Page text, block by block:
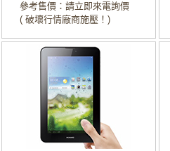
參考售價：請立即來電詢價
( 破壞行情廠商施壓！)